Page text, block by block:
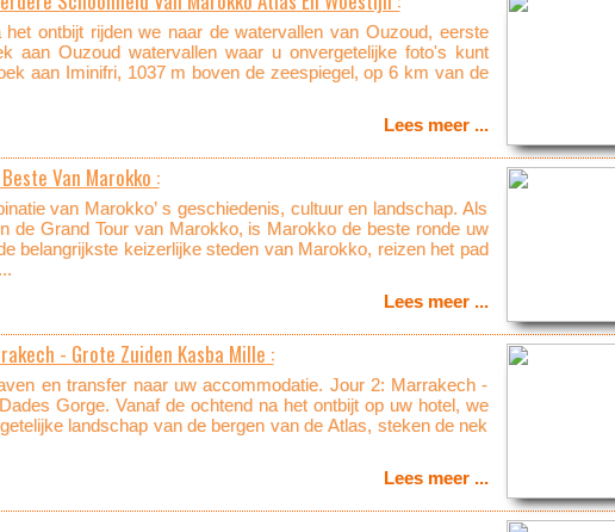
ontbijt rijden we naar de watervallen van Ouzoud, eerste
aan Ouzoud watervallen waar u onvergetelijke foto's kunt
aan Iminifri, 1037 m boven de zeespiegel, op 6 km van de
Lees meer ...
Van Marokko :
van Marokko’ s geschiedenis, cultuur en landschap. Als
de Grand Tour van Marokko, is Marokko de beste ronde uw
belangrijkste keizerlijke steden van Marokko, reizen het pad
Lees meer ...
- Grote Zuiden Kasba Mille :
en transfer naar uw accommodatie. Jour 2: Marrakech -
Gorge. Vanaf de ochtend na het ontbijt op uw hotel, we
landschap van de bergen van de Atlas, steken de nek
Lees meer ...